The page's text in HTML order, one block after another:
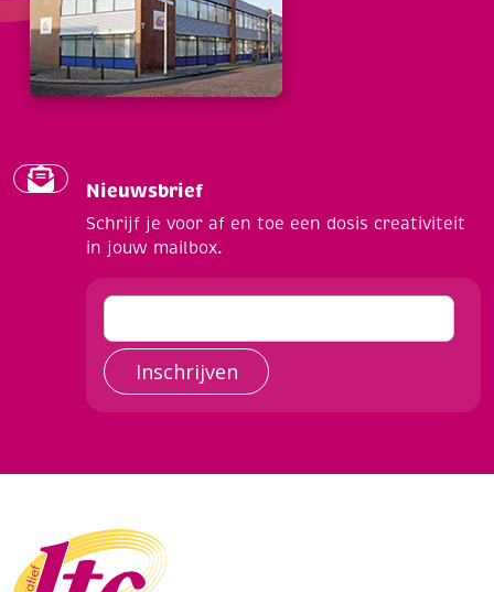
Nieuwsbrief
Schrijf je voor af en toe een dosis creativiteit
in jouw mailbox.
Inschrijven